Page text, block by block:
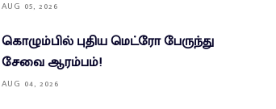
AUG 05, 2026
கொழும்பில் புதிய மெட்ரோ பேருந்து
சேவை ஆரம்பம்!
AUG 04, 2026